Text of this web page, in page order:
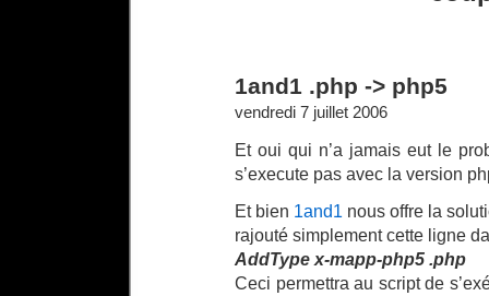
1and1 .php -> php5
vendredi 7 juillet 2006
Et oui qui n’a jamais eut le
s’execute pas avec la version
Et bien 1and1 nous offre la
rajouté simplement cette ligne
AddType x-mapp-php5 .php
Ceci permettra au script de